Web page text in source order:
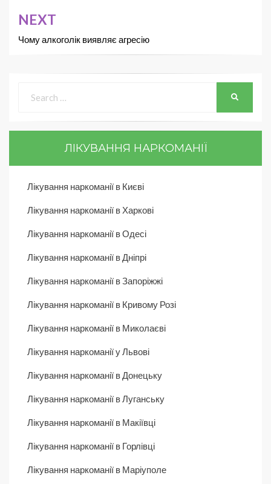
NEXT
Чому алкоголік виявляє агресію
ЛІКУВАННЯ НАРКОМАНІЇ
Лікування наркоманії в Києві
Лікування наркоманії в Харкові
Лікування наркоманії в Одесі
Лікування наркоманії в Дніпрі
Лікування наркоманії в Запоріжжі
Лікування наркоманії в Кривому Розі
Лікування наркоманії в Миколаєві
Лікування наркоманії у Львові
Лікування наркоманії в Донецьку
Лікування наркоманії в Луганську
Лікування наркоманії в Макіївці
Лікування наркоманії в Горлівці
Лікування наркоманії в Маріуполе